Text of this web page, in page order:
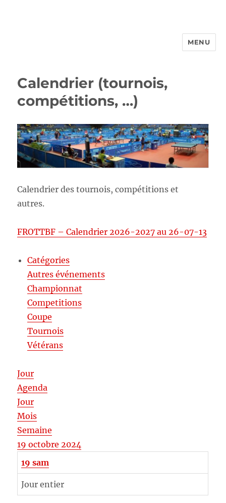
MENU
Calendrier (tournois,
compétitions, …)
Calendrier des tournois, compétitions et
autres.
FROTTBF – Calendrier 2026-2027 au 26-07-13
Catégories
Autres événements
Championnat
Competitions
Coupe
Tournois
Vétérans
Jour
Agenda
Jour
Mois
Semaine
19 octobre 2024
19 sam
Jour entier